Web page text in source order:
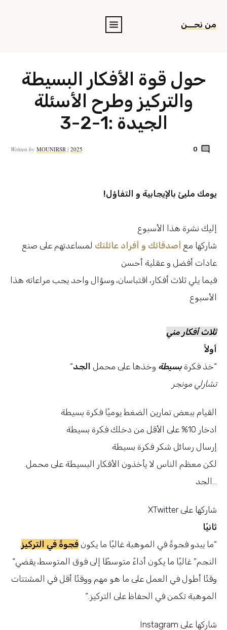
من نحــن
حول قوة الأفكار البسيطة
والتركيز وطرح الأسئلة
الجيدة :1-2-3
Written by MOUNIRSR | 2025 0
!يومك مليئ بالإيجابية و التفاؤل
إليك نشرة هذا الأسبوع
شاركها مع أصدقائك و أفراد عائلتك لمساعدتهم على صنع
عادات أفضل و عقلية أحسن
فيما يلي ثلاث أفكار، اقتباسان، وسؤال واحد يجب مراعاته هذا
الأسبوع
ثلاث أفكار مني
أولاً
“خذ فكرة بسيطة وخذها على محمل الجد
“
تشارلي مونجر
القيام ببعض تمارين الضغط يوميًا فكرة بسيطة
ادخار 10% على الأقل من دخلك فكرة بسيطة
إرسال رسائل شكر فكرة بسيطة
X
Twitter شاركها على
ثانيًا
.ما يبدو فجوةً في الموهبة غالبًا ما يكون فجوةً في التركيز
“
“النجم” غالبًا ما يكون أداءً متوسطًا إلى فوق المتوسط، يقضي
وقتًا أطول في العمل على ما هو مهم ووقتًا أقل في المشتتات
“.الموهبة تكمن في الحفاظ على التركيز
Instagram شاركها على